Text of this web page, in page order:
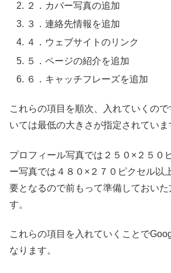
２．カバー写真の追加
３．連絡先情報を追加
４．ウェブサイトのリンク
５．ページの紹介を追加
６．キャッチフレーズを追加
これらの項目を順次、入れていくの
いては最低の大きさが指定されていま
プロフィール写真では２５０×２５０
ー写真では４８０×２７０ピクセル以
要となるので前もって準備しておいた
す。
これらの項目を入れていくことで
なります。